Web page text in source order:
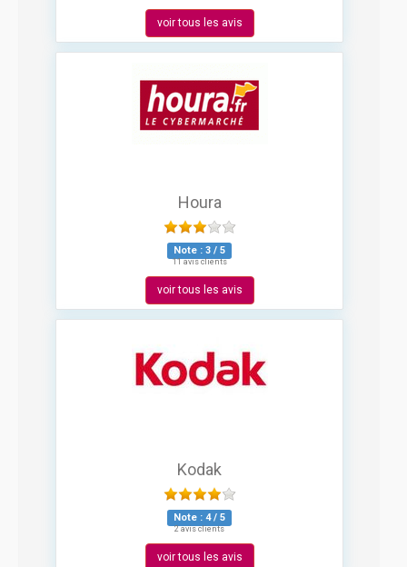
voir tous les avis
Houra
Note : 3 / 5
11 avis clients
voir tous les avis
Kodak
Note : 4/ 5
2 avis clients
voir tous les avis